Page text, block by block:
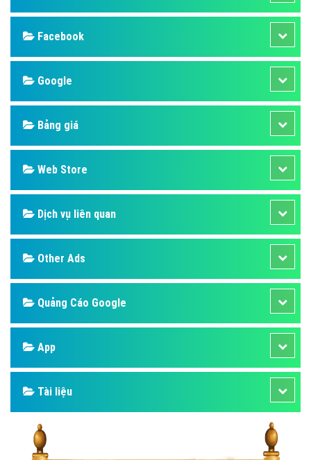
Facebook
Google
Bảng giá
Web Store
Dịch vụ liên quan
Other Ads
Quảng Cáo Google
App
Tài liệu